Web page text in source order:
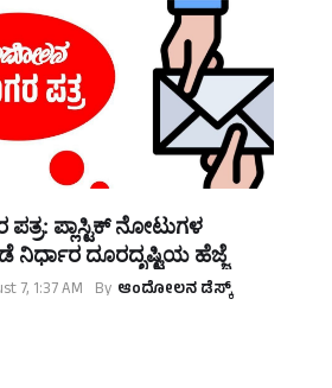
ಪತ್ರ: ಪ್ಲಾಸ್ಟಿಕ್ ನೋಟುಗಳ
ನಿರ್ಧಾರ ದೂರದೃಷ್ಟಿಯ ಹೆಜ್ಜೆ
7, 1:37 AM By ಆಂದೋಲನ ಡೆಸ್ಕ್